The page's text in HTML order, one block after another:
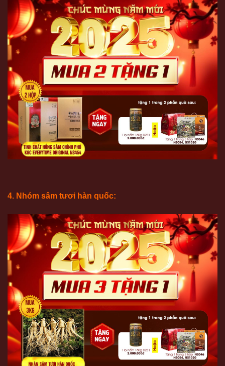
4. Nhóm sâm tươi hàn quốc: